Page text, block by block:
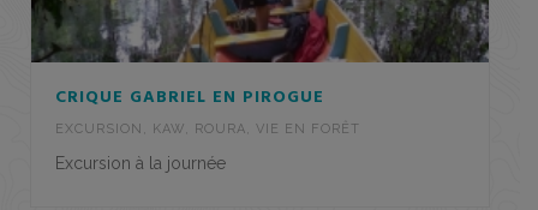
CRIQUE GABRIEL EN PIROGUE
EXCURSION KAW ROURA VIE EN FORÊT
Excursion à la journée